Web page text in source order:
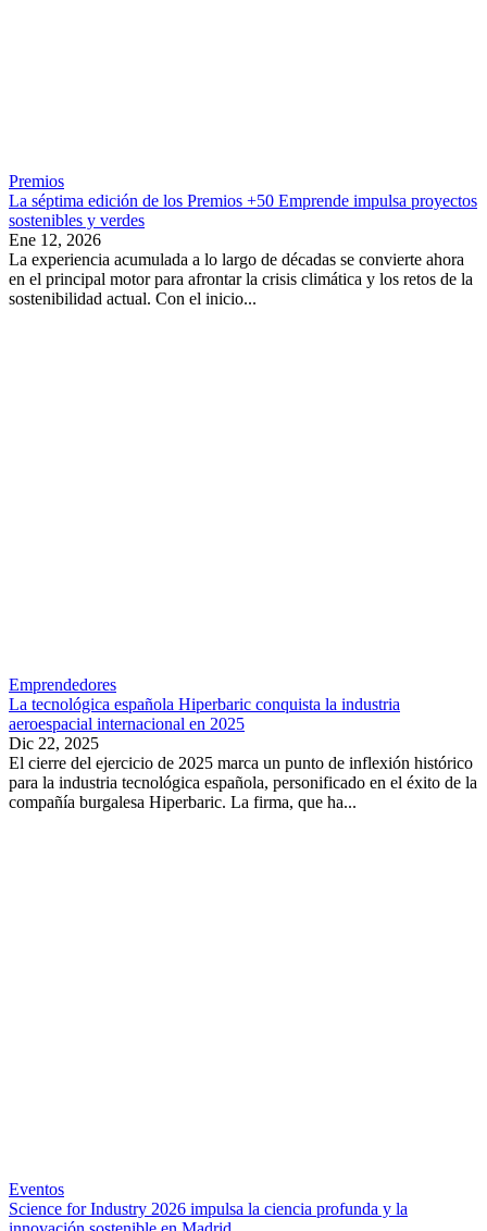
Premios
La séptima edición de los Premios +50 Emprende impulsa proyectos
sostenibles y verdes
Ene 12, 2026
La experiencia acumulada a lo largo de décadas se convierte ahora
en el principal motor para afrontar la crisis climática y los retos de la
sostenibilidad actual. Con el inicio...
Emprendedores
La tecnológica española Hiperbaric conquista la industria
aeroespacial internacional en 2025
Dic 22, 2025
El cierre del ejercicio de 2025 marca un punto de inflexión histórico
para la industria tecnológica española, personificado en el éxito de la
compañía burgalesa Hiperbaric. La firma, que ha...
Eventos
Science for Industry 2026 impulsa la ciencia profunda y la